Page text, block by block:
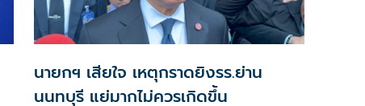
นายกฯ เสียใจ เหตุกราดยิงรร.ย่าน
นนทบุรี แย่มากไม่ควรเกิดขึ้น